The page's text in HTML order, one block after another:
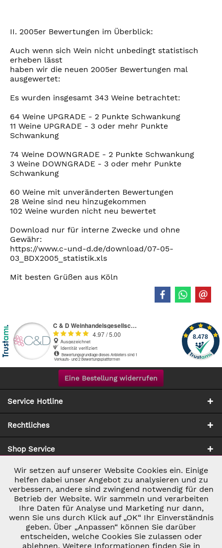
II. 2005er Bewertungen im Überblick:
Auch wenn sich Wein nicht unbedingt statistisch
erheben lässt
haben wir die neuen 2005er Bewertungen mal
ausgewertet:
Es wurden insgesamt 343 Weine betrachtet:
64 Weine UPGRADE - 2 Punkte Schwankung
11 Weine UPGRADE - 3 oder mehr Punkte
Schwankung
74 Weine DOWNGRADE - 2 Punkte Schwankung
3 Weine DOWNGRADE - 3 oder mehr Punkte
Schwankung
60 Weine mit unveränderten Bewertungen
28 Weine sind neu hinzugekommen
102 Weine wurden nicht neu bewertet
Download nur für interne Zwecke und ohne
Gewähr:
https://www.c-und-d.de/download/07-05-
03_BDX2005_statistik.xls
Mit besten Grüßen aus Köln
Eine Bestellung widerrufen
Service Hotline
Rechtliches
Shop Service
Zahlung & Versand
* ALLE PREISE INKL. GESETZL. UMSATZSTEUER ZZGL.
Notwendig Aktiv
Marketing Inaktiv
Tracking Inaktiv
Wir setzen auf unserer Website Cookies ein. Einige
helfen dabei unser Angebot zu analysieren und zu
verbessern, andere sind zwingend notwendig für den
Betrieb der Website. Wir sammeln und verarbeiten
Ihre Daten für Analyse und Marketing nur dann,
wenn Sie uns durch Klick auf „OK“ Ihr Einverständnis
geben. Über „Anpassen“ können Sie darüber
entscheiden, welche Cookies Sie zulassen oder
ablehnen. Weitere Informationen finden Sie in